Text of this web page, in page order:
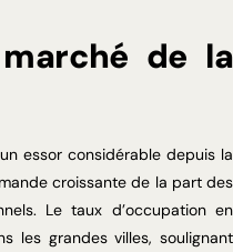
de la
essor considérable depuis la
croissante de la part des
Le taux d’occupation en
les grandes villes, soulignant